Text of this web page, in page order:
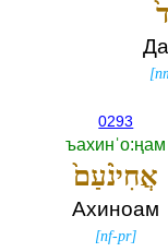
[
0293
ъахинˈо:ңам
אֲחִינֹ֨עַם֙
Ахиноам
[nf-pr]